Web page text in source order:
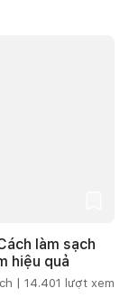
làm sạch
hiệu quả
| 14.401 lượt xem